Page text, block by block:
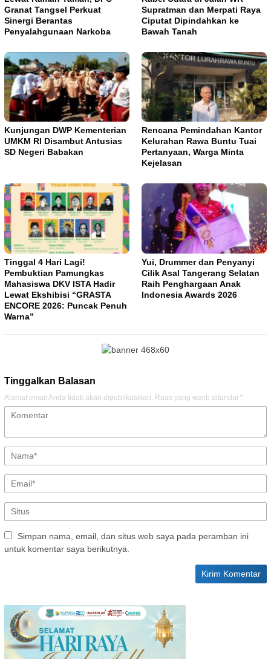
Granat Tangsel Perkuat
Sinergi Berantas
Penyalahgunaan Narkoba
Supratman dan Merpati Raya
Ciputat Dipindahkan ke
Bawah Tanah
Kunjungan DWP Kementerian
UMKM RI Disambut Antusias
SD Negeri Babakan
Rencana Pemindahan Kantor
Kelurahan Rawa Buntu Tuai
Pertanyaan, Warga Minta
Kejelasan
Tinggal 4 Hari Lagi!
Pembuktian Pamungkas
Mahasiswa DKV ISTA Hadir
Lewat Ekshibisi “GRASTA
ENCORE 2026: Puncak Penuh
Warna”
Yui, Drummer dan Penyanyi
Cilik Asal Tangerang Selatan
Raih Penghargaan Anak
Indonesia Awards 2026
Tinggalkan Balasan
Alamat email Anda tidak akan dipublikasikan. Ruas yang wajib ditandai *
Simpan nama, email, dan situs web saya pada peramban ini
untuk komentar saya berikutnya.